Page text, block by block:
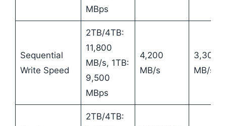
MBps
Sequential
Write Speed
2TB/4TB:
11,800
MB/s, 1TB:
9,500
MBps
4,200
MB/s
3,300
MB/s
2TB/4TB: